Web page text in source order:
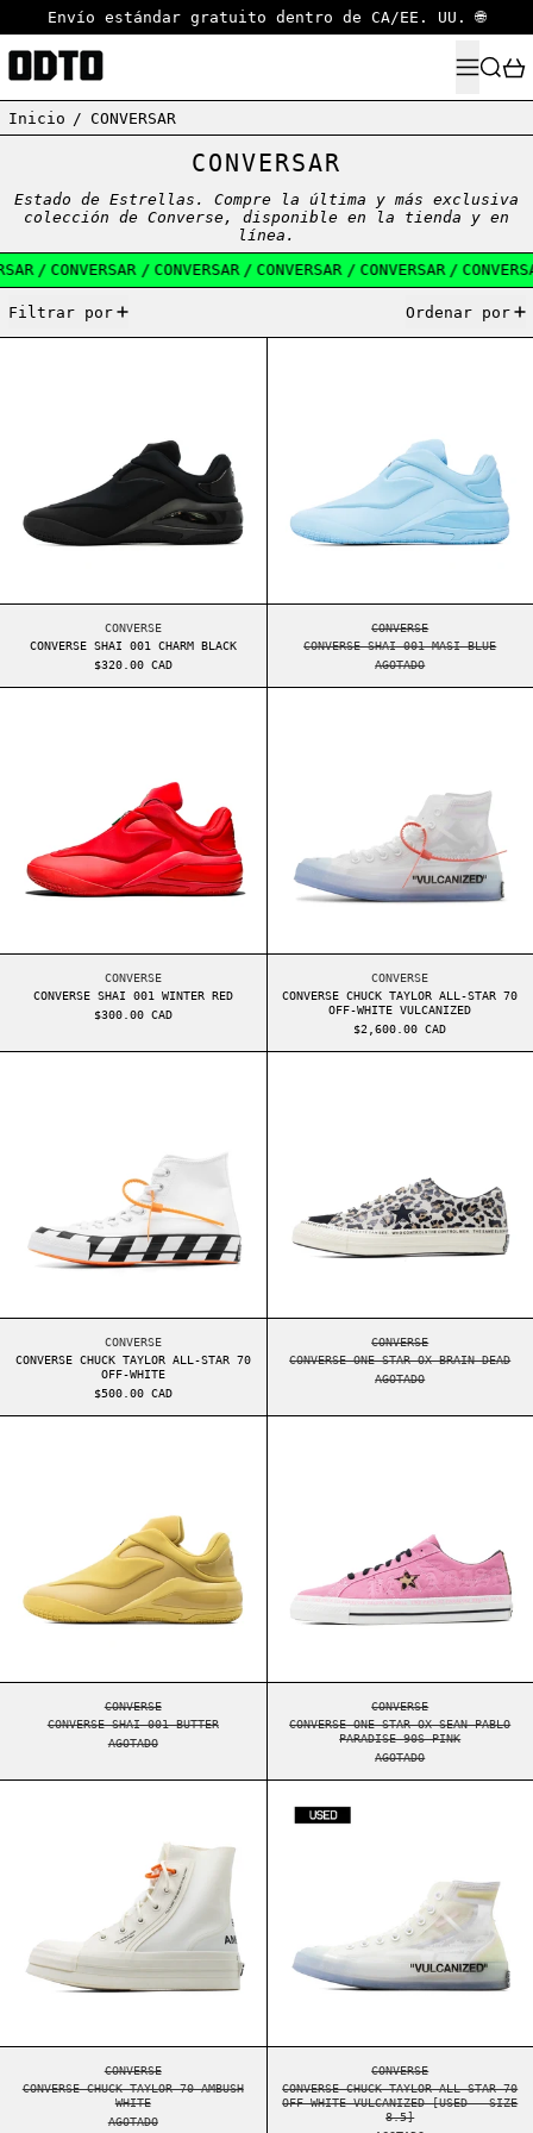
Envío estándar gratuito dentro de CA/EE. UU. 🌐
MENÚ
Inicio / CONVERSAR
CONVERSAR
Estado de Estrellas. Compre la última y más exclusiva
colección de Converse, disponible en la tienda y en
línea.
/ CONVERSAR / CONVERSAR / CONVERSAR / CONVERSAR /
Filtrar por
Ordenar por
CONVERSE
CONVERSE SHAI 001 CHARM BLACK
$320.00 CAD
CONVERSE
CONVERSE SHAI 001 MASI BLUE
AGOTADO
CONVERSE
CONVERSE SHAI 001 WINTER RED
$300.00 CAD
CONVERSE
CONVERSE CHUCK TAYLOR ALL-STAR 70
OFF-WHITE VULCANIZED
$2,600.00 CAD
CONVERSE
CONVERSE CHUCK TAYLOR ALL-STAR 70
OFF-WHITE
$500.00 CAD
CONVERSE
CONVERSE ONE STAR OX BRAIN DEAD
AGOTADO
CONVERSE
CONVERSE SHAI 001 BUTTER
AGOTADO
CONVERSE
CONVERSE ONE STAR OX SEAN PABLO
PARADISE 90S PINK
AGOTADO
CONVERSE
CONVERSE CHUCK TAYLOR 70 AMBUSH
WHITE
AGOTADO
CONVERSE
CONVERSE CHUCK TAYLOR ALL-STAR 70
OFF-WHITE VULCANIZED [USED - SIZE
8.5]